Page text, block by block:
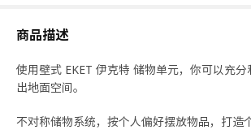
商品描述
使用壁式 EKET 伊克特 储物单元，你可以充
出地面空间。
不对称储物系统，按个人偏好摆放物品，打造